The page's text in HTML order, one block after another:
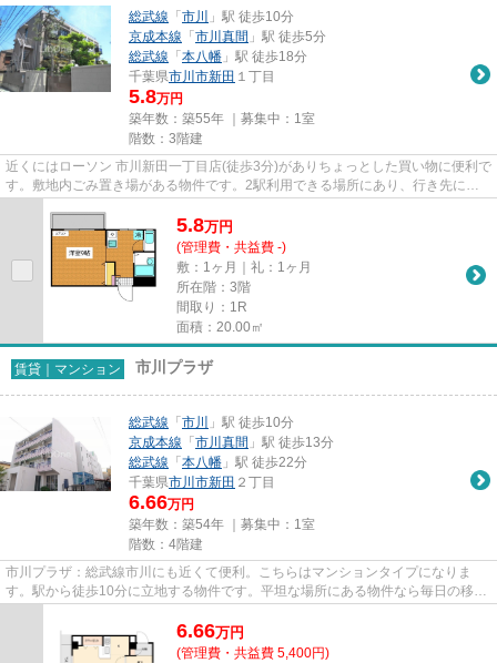
総武線 「 市川
」駅 徒歩10分
京成本線 「 市川真間 」駅 徒歩5分
総武線 「 本八幡 」駅 徒歩18分
千葉県市川市新田 １丁目
5.8万円
築年数：築55年 ｜募集中： 1室
階数：3階建
近くにはローソン 市川新田一丁目店(徒歩3分)がありちょっとした買い物に便利で
す。敷地内ごみ置き場がある物件です。2駅利用できる場所にあり、行き先に応
5.8万円
(管理費・共益費 -)
敷：1ヶ月｜礼：1ヶ月
所在階：3階
間取り：1R
面積：20.00㎡
賃貸｜マンション 市川プラザ
総武線 「 市川
」駅 徒歩10分
京成本線 「 市川真間 」駅 徒歩13分
総武線 「 本八幡 」駅 徒歩22分
千葉県市川市新田 ２丁目
6.66万円
築年数：築54年 ｜募集中： 1室
階数：4階建
市川プラザ：総武線市川にも近くて便利。こちらはマンションタイプになりま
す。駅から徒歩10分に立地する物件です。平坦な場所にある物件なら毎日の移動
6.66万円
(管理費・共益費 5,400円)